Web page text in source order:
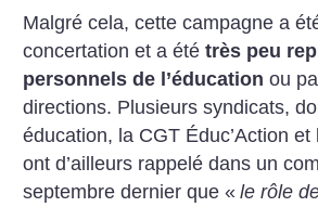
Malgré cela, cette campagne a
concertation et a ététrès peu
personnels de l’éducation ou
directions. Plusieurs syndicats,
éducation, la CGT Éduc’Action
ont d’ailleurs rappelé dans un
septembre dernier que « le rôle